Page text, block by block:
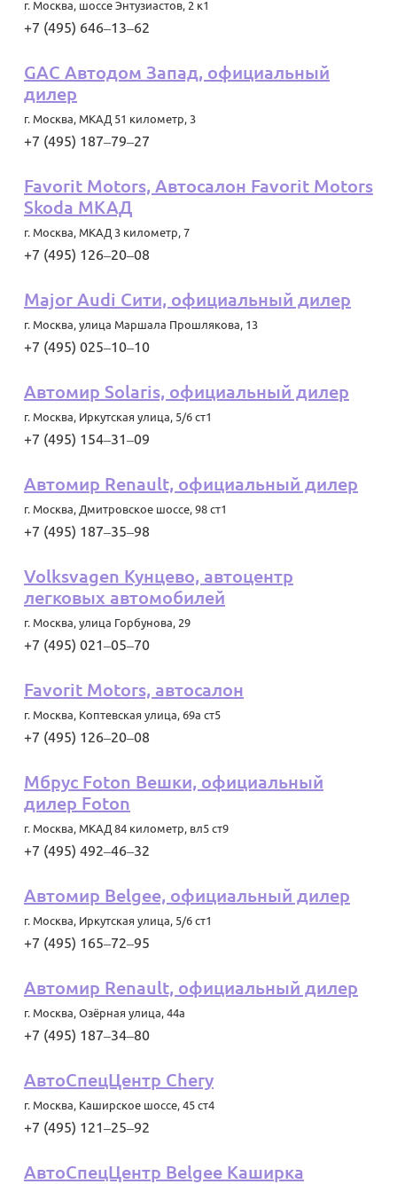
г. Москва, шоссе Энтузиастов, 2 к1
+7 (495) 646‒13‒62
GAC Автодом Запад, официальный
дилер
г. Москва, МКАД 51 километр, 3
+7 (495) 187‒79‒27
Favorit Motors, Автосалон Favorit Motors
Skoda МКАД
г. Москва, МКАД 3 километр, 7
+7 (495) 126‒20‒08
Major Audi Сити, официальный дилер
г. Москва, улица Маршала Прошлякова, 13
+7 (495) 025‒10‒10
Автомир Solaris, официальный дилер
г. Москва, Иркутская улица, 5/6 ст1
+7 (495) 154‒31‒09
Автомир Renault, официальный дилер
г. Москва, Дмитровское шоссе, 98 ст1
+7 (495) 187‒35‒98
Volksvagen Кунцево, автоцентр
легковых автомобилей
г. Москва, улица Горбунова, 29
+7 (495) 021‒05‒70
Favorit Motors, автосалон
г. Москва, Коптевская улица, 69а ст5
+7 (495) 126‒20‒08
Мбрус Foton Вешки, официальный
дилер Foton
г. Москва, МКАД 84 километр, вл5 ст9
+7 (495) 492‒46‒32
Автомир Belgee, официальный дилер
г. Москва, Иркутская улица, 5/6 ст1
+7 (495) 165‒72‒95
Автомир Renault, официальный дилер
г. Москва, Озёрная улица, 44а
+7 (495) 187‒34‒80
АвтоСпецЦентр Chery
г. Москва, Каширское шоссе, 45 ст4
+7 (495) 121‒25‒92
АвтоСпецЦентр Belgee Каширка